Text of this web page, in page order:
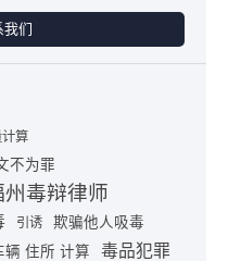
我们
算
不为罪
毒辩律师
引诱 欺骗他人吸毒
辆 住所 计算 毒品犯罪